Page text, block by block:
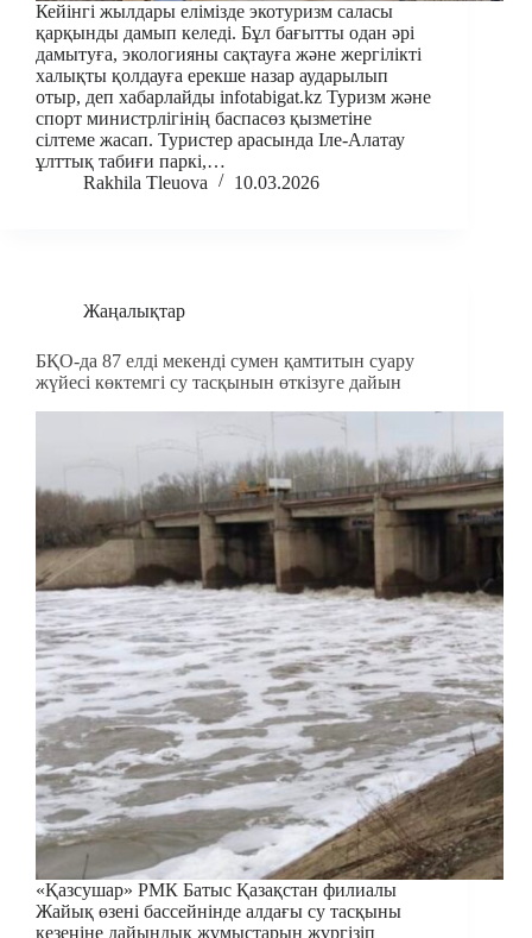
Кейінгі жылдары елімізде экотуризм саласы
қарқынды дамып келеді. Бұл бағытты одан әрі
дамытуға, экологияны сақтауға және жергілікті
халықты қолдауға ерекше назар аударылып
отыр, деп хабарлайды infotabigat.kz Туризм және
спорт министрлігінің баспасөз қызметіне
сілтеме жасап. Туристер арасында Іле-Алатау
ұлттық табиғи паркі,…
Rakhila Tleuova
10.03.2026
Жаңалықтар
БҚО-да 87 елді мекенді сумен қамтитын суару
жүйесі көктемгі су тасқынын өткізуге дайын
«Қазсушар» РМК Батыс Қазақстан филиалы
Жайық өзені бассейнінде алдағы су тасқыны
кезеңіне дайындық жұмыстарын жүргізіп